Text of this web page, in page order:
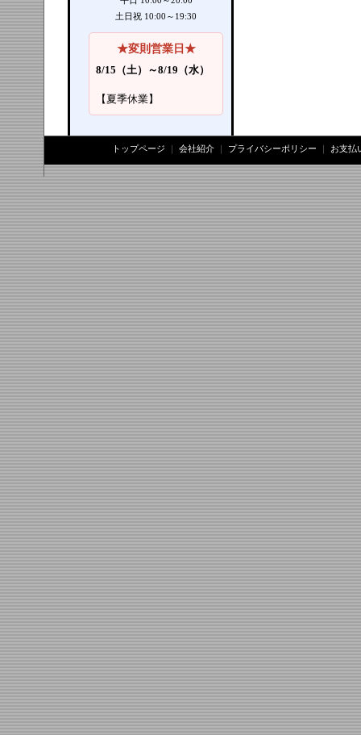
土日祝 10:00～19:30
★変則営業日★
8/15（土）～8/19（水）
【夏季休業】
トップページ 会社紹介 プライバシーポリシー お支払